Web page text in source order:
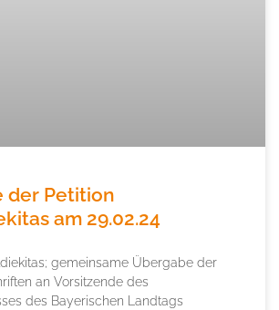
der Petition
am 29.02.24
gemeinsame Übergabe der
an Vorsitzende des
des Bayerischen Landtags